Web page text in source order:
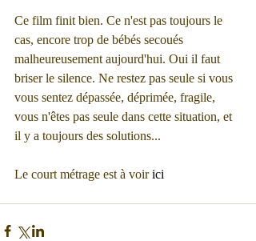
Ce film finit bien. Ce n'est pas toujours le
cas, encore trop de bébés secoués
malheureusement aujourd'hui. Oui il faut
briser le silence. Ne restez pas seule si vous
vous sentez dépassée, déprimée, fragile,
vous n'êtes pas seule dans cette situation, et
il y a toujours des solutions...
Le court métrage est à voir ici